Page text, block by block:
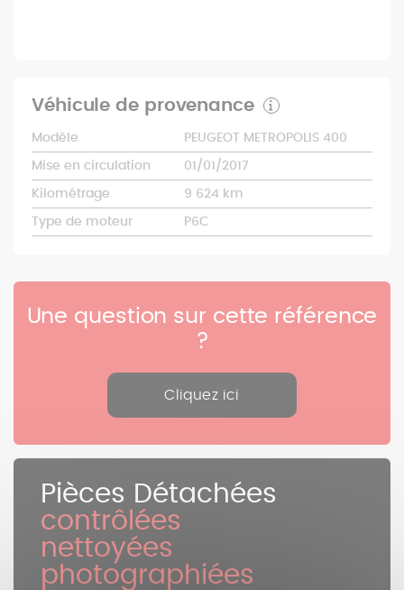
Véhicule de provenance
Modèle PEUGEOT METROPOLIS 400
Mise en circulation 01/01/2017
Kilométrage 9 624 km
Type de moteur P6C
Une question sur cette référence
?
Cliquez ici
Pièces Détachées
contrôlées
nettoyées
photographiées